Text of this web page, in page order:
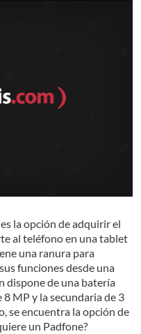
la opción de adquirir el
al teléfono en una tablet
una ranura para
funciones desde una
dispone de una batería
MP y la secundaria de 3
se encuentra la opción de
un Padfone?